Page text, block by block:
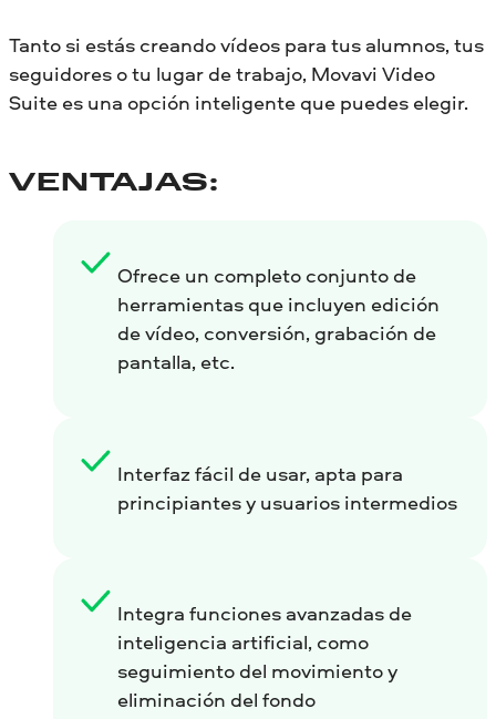
Tanto si estás creando vídeos para tus alumnos, tus
seguidores o tu lugar de trabajo, Movavi Video
Suite es una opción inteligente que puedes elegir.
VENTAJAS:
Ofrece un completo conjunto de
herramientas que incluyen edición
de vídeo, conversión, grabación de
pantalla, etc.
Interfaz fácil de usar, apta para
principiantes y usuarios intermedios
Integra funciones avanzadas de
inteligencia artificial, como
seguimiento del movimiento y
eliminación del fondo